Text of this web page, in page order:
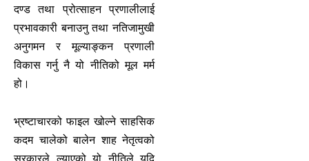
दण्ड तथा प्रोत्साहन प्रणालीलाई
प्रभावकारी बनाउनु तथा नतिजामुखी
अनुगमन र मूल्याङ्कन प्रणाली
विकास गर्नु नै यो नीतिको मूल मर्म
हो।
भ्रष्टाचारको फाइल खोल्ने साहसिक
कदम चालेको बालेन शाह नेतृत्वको